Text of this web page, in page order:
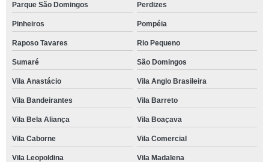
Parque São Domingos Perdizes
Pinheiros Pompéia
Raposo Tavares Rio Pequeno
Sumaré São Domingos
Vila Anastácio Vila Anglo Brasileira
Vila Bandeirantes Vila Barreto
Vila Bela Aliança Vila Boaçava
Vila Caborne Vila Comercial
Vila Leopoldina Vila Madalena